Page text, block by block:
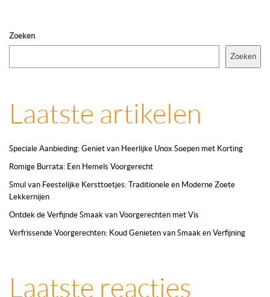
Zoeken
Zoeken
Laatste artikelen
Speciale Aanbieding: Geniet van Heerlijke Unox Soepen met Korting
Romige Burrata: Een Hemels Voorgerecht
Smul van Feestelijke Kersttoetjes: Traditionele en Moderne Zoete
Lekkernijen
Ontdek de Verfijnde Smaak van Voorgerechten met Vis
Verfrissende Voorgerechten: Koud Genieten van Smaak en Verfijning
Laatste reacties